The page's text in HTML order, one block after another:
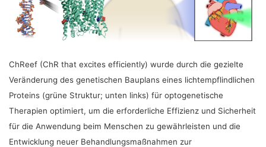
ChReef (ChR that excites efficiently) wurde durch die gezielte
Veränderung des genetischen Bauplans eines lichtempflindlichen
Proteins (grüne Struktur; unten links) für optogenetische
Therapien optimiert, um die erforderliche Effizienz und Sicherheit
für die Anwendung beim Menschen zu gewährleisten und die
Entwicklung neuer Behandlungsmaßnahmen zur